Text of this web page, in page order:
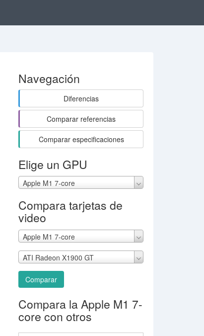
Navegación
Diferencias
Comparar referencias
Comparar especificaciones
Elige un GPU
Apple M1 7-core
Compara tarjetas de
video
Apple M1 7-core
ATI Radeon X1900 GT
Comparar
Compara la Apple M1 7-
core con otros